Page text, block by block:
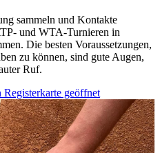
sammeln und Kontakte
und WTA-Turnieren in
Die besten Voraussetzungen,
zu können, sind gute Augen,
Ruf.
geöffnet